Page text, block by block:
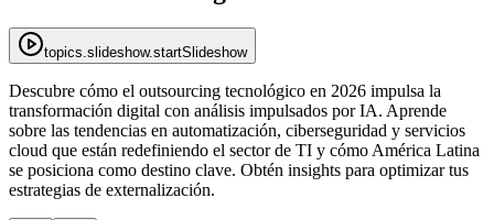
topics.slideshow.startSlideshow
Descubre cómo el outsourcing tecnológico en 2026 impulsa la
transformación digital con análisis impulsados por IA. Aprende
sobre las tendencias en automatización, ciberseguridad y servicios
cloud que están redefiniendo el sector de TI y cómo América Latina
se posiciona como destino clave. Obtén insights para optimizar tus
estrategias de externalización.